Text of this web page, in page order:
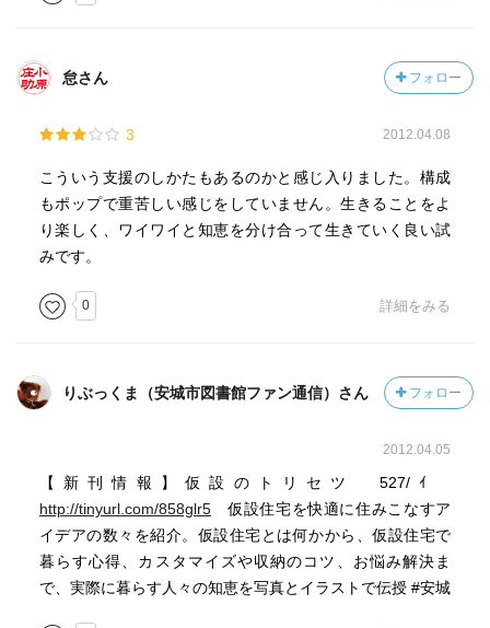
そういうときには再度申し出て、話し合う事も大事。それ
こともたくさんあります。
そして、仮設を出るときは自分で作ったものは自分で撤去
まず仮設住宅とは？と、いろいろなタイプの仮設住宅と特
性が説明されています。基本的な間取りや住み方の図も。
仮設での暮らしの注意点や、ご近所付き合いを円滑にする
そしてカスタマイズされた仮設住宅の写真が説明付でたく
さん！
で。仮設には大工さんだっている！何軒も協力して作った
力作も。
新潟や東日本大震災の被災者の方たちは、多くは今まで住
んでいた家が広かったのではないかと思います。それがい
きなり都会の木造モルタルアパートかもっと狭いところに
住むことになったのです。勝手が違うことが更なるストレ
スになったことでしょう。
でも誰かが仮設をカスタマイズするとその地区に広まって
怠さん フォロー
3 2012.04.08
こういう支援のしかたもあるのかと感じ入りました。構成
もポップで重苦しい感じをしていません。生きることをよ
り楽しく、ワイワイと知恵を分け合って生きていく良い試
みです。
0 詳細をみる
りぶっくま（安城市図書館ファン通信）さん フォロー
2012.04.05
【新刊情報】仮設のトリセツ 527/ｲ
http://tinyurl.com/858glr5仮設住宅を快適に住みこなすア
イデアの数々を紹介。仮設住宅とは何かから、仮設住宅で
暮らす心得、カスタマイズや収納のコツ、お悩み解決ま
で、実際に暮らす人々の知恵を写真とイラストで伝授 #安城